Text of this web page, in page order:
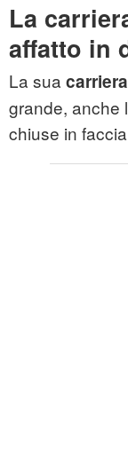
La
affatto in
La sua carriera
grande, anche
chiuse in